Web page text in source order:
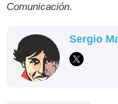
Comunicación.
Sergio